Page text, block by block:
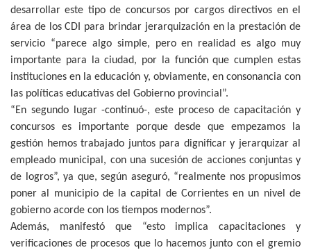
desarrollar este tipo de concursos por cargos directivos en el
área de los CDI para brindar jerarquización en la prestación de
servicio “parece algo simple, pero en realidad es algo muy
importante para la ciudad, por la función que cumplen estas
instituciones en la educación y, obviamente, en consonancia con
las políticas educativas del Gobierno provincial”.
“En segundo lugar -continuó-, este proceso de capacitación y
concursos es importante porque desde que empezamos la
gestión hemos trabajado juntos para dignificar y jerarquizar al
empleado municipal, con una sucesión de acciones conjuntas y
de logros”, ya que, según aseguró, “realmente nos propusimos
poner al municipio de la capital de Corrientes en un nivel de
gobierno acorde con los tiempos modernos”.
Además, manifestó que “esto implica capacitaciones y
verificaciones de procesos que lo hacemos junto con el gremio